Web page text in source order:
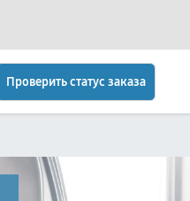
Проверить статус заказа